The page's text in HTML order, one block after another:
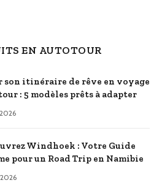
EN AUTOTOUR
son itinéraire de rêve en voyage
: 5 modèles prêts à adapter
Windhoek : Votre Guide
pour un Road Trip en Namibie